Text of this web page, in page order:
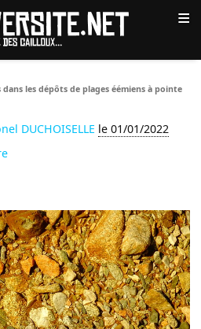
≡
les dépôts de plages éémiens à pointe
DUCHOISELLE le 01/01/2022